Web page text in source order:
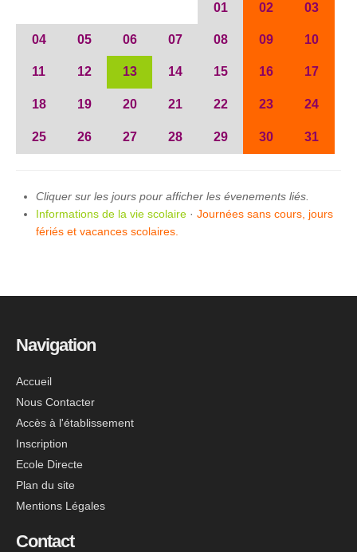
01 02 03
04 05 06 07 08 09 10
11 12 13 14 15 16 17
18 19 20 21 22 23 24
25 26 27 28 29 30 31
Cliquer sur les jours pour afficher les évenements liés.
Informations de la vie scolaire · Journées sans cours, jours
fériés et vacances scolaires.
Navigation
Accueil
Nous Contacter
Accès à l'établissement
Inscription
Ecole Directe
Plan du site
Mentions Légales
Contact